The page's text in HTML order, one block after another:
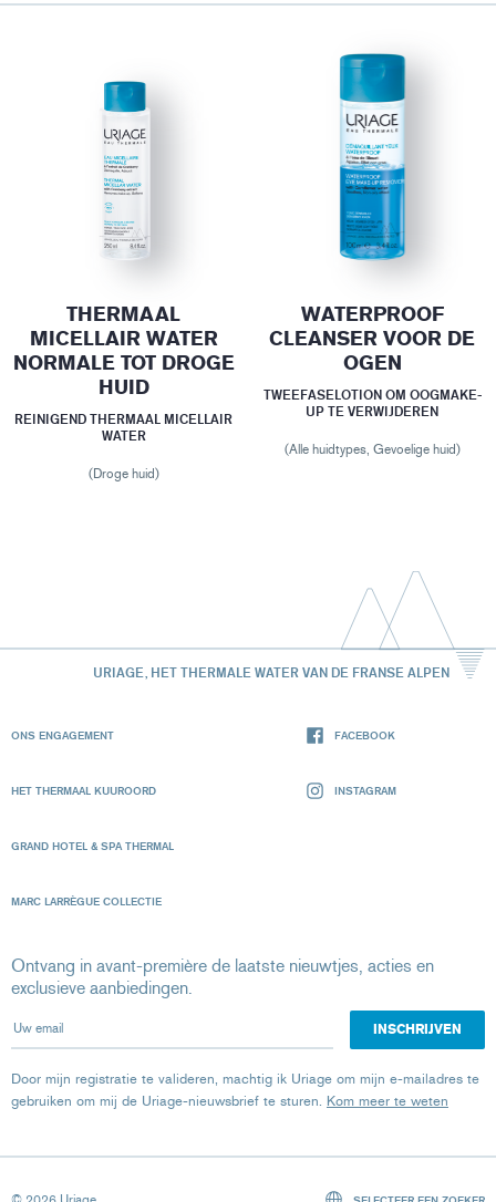
THERMAAL
MICELLAIR WATER
NORMALE TOT DROGE
HUID
REINIGEND THERMAAL MICELLAIR
WATER
(Droge huid)
WATERPROOF
CLEANSER VOOR DE
OGEN
TWEEFASELOTION OM OOGMAKE-
UP TE VERWIJDEREN
(Alle huidtypes, Gevoelige huid)
URIAGE, HET THERMALE WATER VAN DE FRANSE ALPEN
ONS ENGAGEMENT
HET THERMAAL KUUROORD
GRAND HOTEL & SPA THERMAL
MARC LARRÈGUE COLLECTIE
FACEBOOK
INSTAGRAM
Ontvang in avant-première de laatste nieuwtjes, acties en
exclusieve aanbiedingen.
Uw email
Door mijn registratie te valideren, machtig ik Uriage om mijn e-mailadres te
gebruiken om mij de Uriage-nieuwsbrief te sturen. Kom meer te weten